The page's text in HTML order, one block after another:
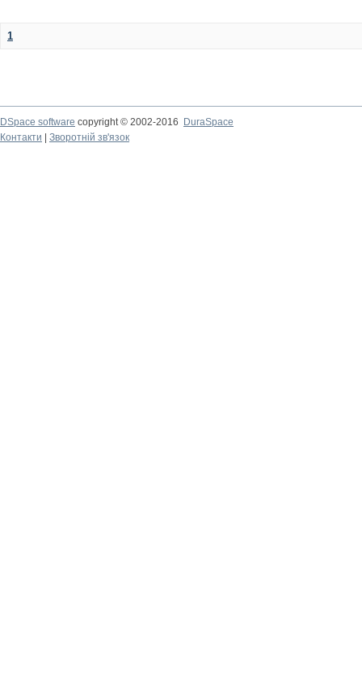
1
DSpace software copyright © 2002-2016
DuraSpace
Контакти
Зворотній зв'язок